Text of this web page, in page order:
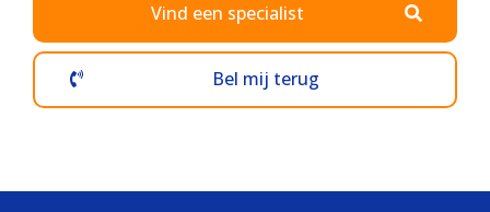
Vind een specialist
Bel mij terug